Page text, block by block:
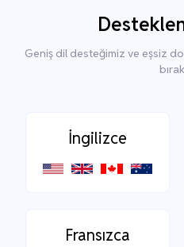
Geniş dil desteğimiz ve eşsiz
İngilizce
Fransızca